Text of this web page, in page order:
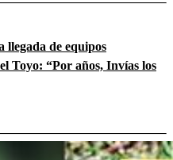
llegada de equipos
Toyo: “Por años, Invías los